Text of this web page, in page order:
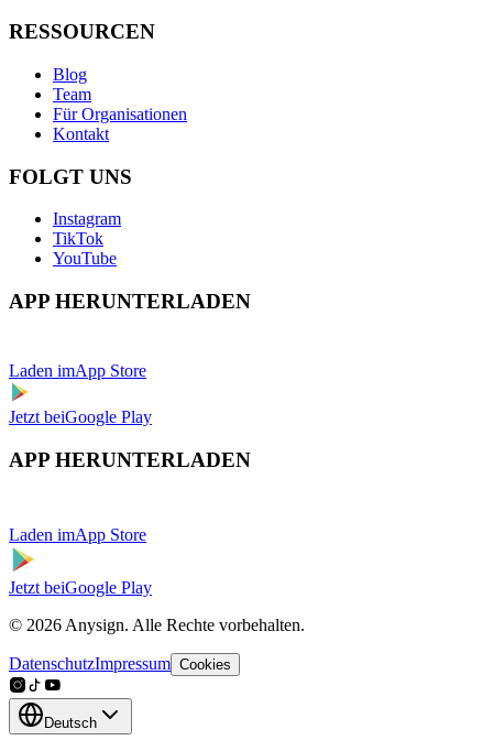
RESSOURCEN
Blog
Team
Für Organisationen
Kontakt
FOLGT UNS
Instagram
TikTok
YouTube
APP HERUNTERLADEN
Laden imApp Store
Jetzt beiGoogle Play
APP HERUNTERLADEN
Laden imApp Store
Jetzt beiGoogle Play
© 2026 Anysign. Alle Rechte vorbehalten.
DatenschutzImpressum Cookies
Deutsch